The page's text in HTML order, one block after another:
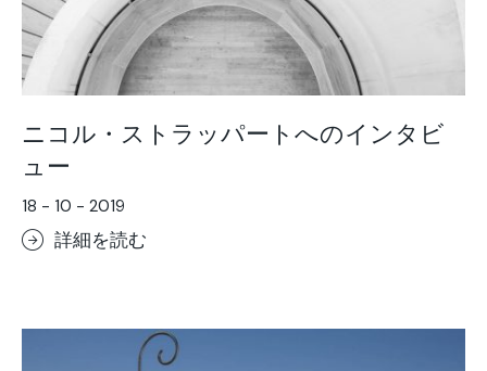
ニコル・ストラッパートへのインタビ
ュー
18 - 10 - 2019
詳細を読む